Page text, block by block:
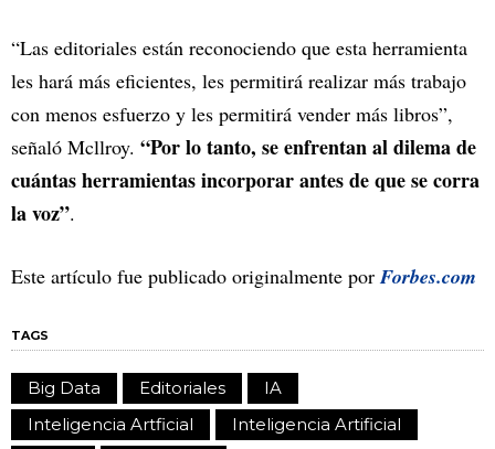
“Las editoriales están reconociendo que esta herramienta
les hará más eficientes, les permitirá realizar más trabajo
con menos esfuerzo y les permitirá vender más libros”,
señaló Mcllroy. “Por lo tanto, se enfrentan al dilema de
cuántas herramientas incorporar antes de que se corra
la voz”.
Este artículo fue publicado originalmente porForbes.com
TAGS
Big Data Editoriales
IA
Inteligencia Artficial
Inteligencia Artificial